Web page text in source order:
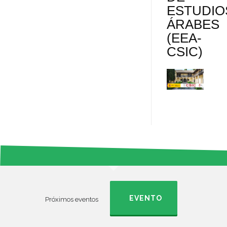
ÁRABES
(EEA-
CSIC)
Próximos eventos EVENTO